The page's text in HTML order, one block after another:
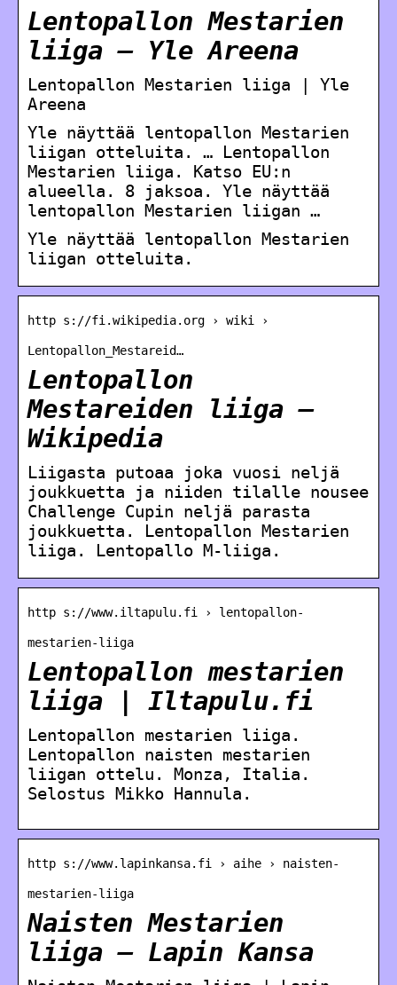
Lentopallon Mestarien
liiga – Yle Areena
Lentopallon Mestarien liiga | Yle
Areena
Yle näyttää lentopallon Mestarien
liigan otteluita. … Lentopallon
Mestarien liiga. Katso EU:n
alueella. 8 jaksoa. Yle näyttää
lentopallon Mestarien liigan …
Yle näyttää lentopallon Mestarien
liigan otteluita.
http s://fi.wikipedia.org › wiki ›
Lentopallon_Mestareid…
Lentopallon
Mestareiden liiga –
Wikipedia
Liigasta putoaa joka vuosi neljä
joukkuetta ja niiden tilalle nousee
Challenge Cupin neljä parasta
joukkuetta. Lentopallon Mestarien
liiga. Lentopallo M-liiga.
http s://www.iltapulu.fi › lentopallon-
mestarien-liiga
Lentopallon mestarien
liiga | Iltapulu.fi
Lentopallon mestarien liiga.
Lentopallon naisten mestarien
liigan ottelu. Monza, Italia.
Selostus Mikko Hannula.
http s://www.lapinkansa.fi › aihe › naisten-
mestarien-liiga
Naisten Mestarien
liiga – Lapin Kansa